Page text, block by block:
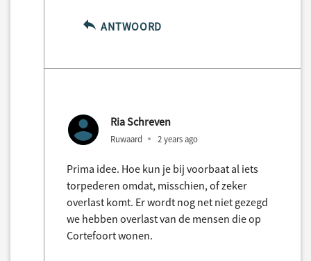
ANTWOORD
Ria Schreven
Ruwaard 2 years ago
Prima idee. Hoe kun je bij voorbaat al iets
torpederen omdat, misschien, of zeker
overlast komt. Er wordt nog net niet gezegd
we hebben overlast van de mensen die op
Cortefoort wonen.